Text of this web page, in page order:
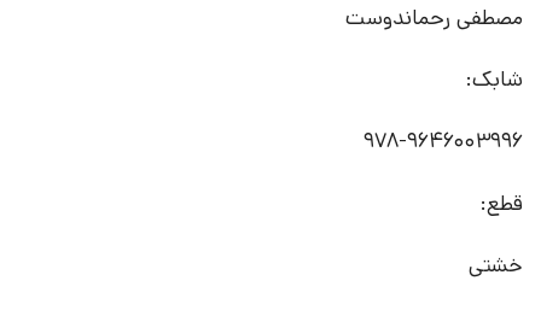
مصطفی رحماندوست
شابک:
978-9646003996
قطع:
خشتی